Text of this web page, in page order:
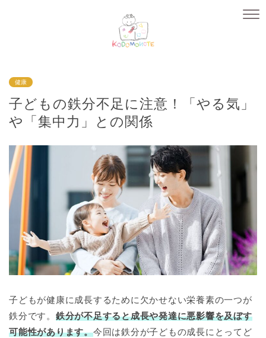
健康
子どもの鉄分不足に注意！「やる気」
や「集中力」との関係
子どもが健康に成長するために欠かせない栄養素の一つが
鉄分です。 鉄分が不足すると成長や発達に悪影響を及ぼす
可能性があります。今回は鉄分が子どもの成長にとってど